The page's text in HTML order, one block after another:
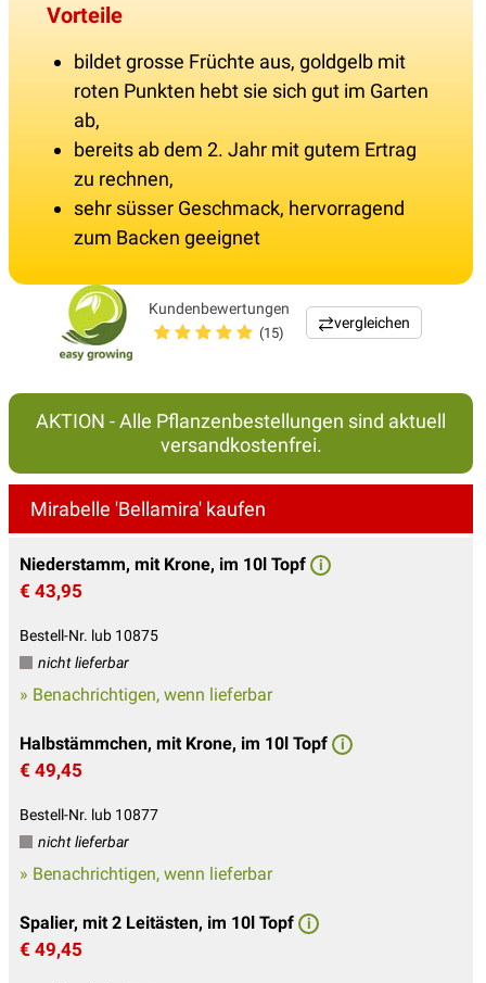
Vorteile
bildet grosse Früchte aus, goldgelb mit
roten Punkten hebt sie sich gut im Garten
ab,
bereits ab dem 2. Jahr mit gutem Ertrag
zu rechnen,
sehr süsser Geschmack, hervorragend
zum Backen geeignet
Kundenbewertungen
(15)
vergleichen
AKTION - Alle Pflanzenbestellungen sind aktuell
versandkostenfrei.
Mirabelle 'Bellamira' kaufen
Niederstamm, mit Krone, im 10l Topf i
€ 43,95
Bestell-Nr. lub 10875
nicht lieferbar
» Benachrichtigen, wenn lieferbar
Halbstämmchen, mit Krone, im 10l Topf i
€ 49,45
Bestell-Nr. lub 10877
nicht lieferbar
» Benachrichtigen, wenn lieferbar
Spalier, mit 2 Leitästen, im 10l Topf i
€ 49,45